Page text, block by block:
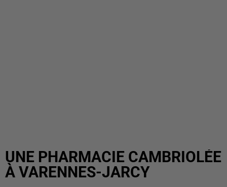
UNE PHARMACIE CAMBRIOLÉE
À VARENNES-JARCY